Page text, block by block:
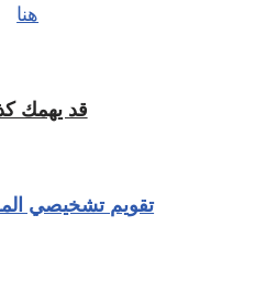
هنا
قد يهمك
تقويم تشخيصي